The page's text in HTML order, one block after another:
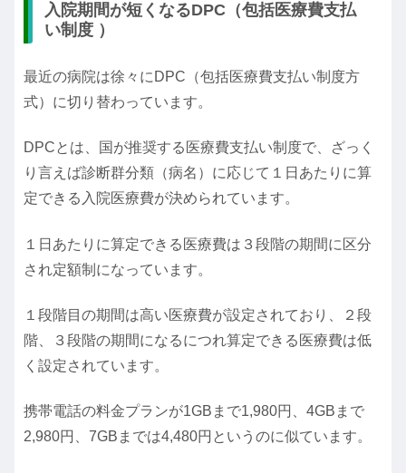
入院期間が短くなるDPC（包括医療費支払
い制度 ）
最近の病院は徐々にDPC（包括医療費支払い制度方
式）に切り替わっています。
DPCとは、国が推奨する医療費支払い制度で、ざっく
り言えば診断群分類（病名）に応じて１日あたりに算
定できる入院医療費が決められています。
１日あたりに算定できる医療費は３段階の期間に区分
され定額制になっています。
１段階目の期間は高い医療費が設定されており、２段
階、３段階の期間になるにつれ算定できる医療費は低
く設定されています。
携帯電話の料金プランが1GBまで1,980円、4GBまで
2,980円、7GBまでは4,480円というのに似ています。